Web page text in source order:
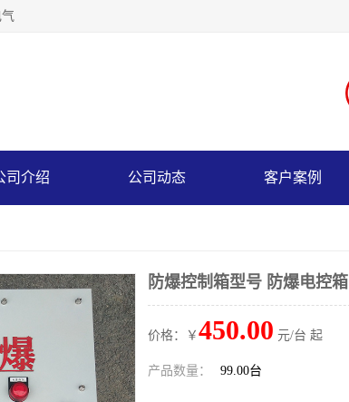
司介绍 公司动态 客户案例
防爆控制箱型号 防爆电控箱
价格：￥ 450.00 元/台 起
产品数量： 99.00台